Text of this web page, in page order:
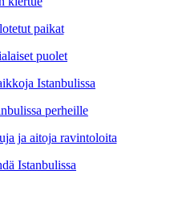
paikat
puolet
Istanbulissa
perheille
ja aitoja ravintoloita
Istanbulissa